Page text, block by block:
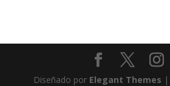
Diseñado por Elegant Themes